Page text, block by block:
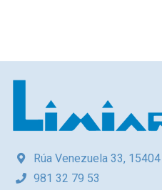
Rúa Venezuela 33,
981 32 79 53